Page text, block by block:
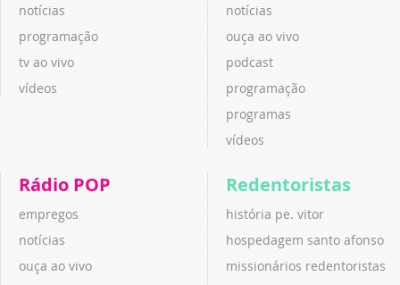
notícias
programação
tv ao vivo
vídeos
notícias
ouça ao vivo
podcast
programação
programas
vídeos
Rádio POP
empregos
notícias
ouça ao vivo
Redentoristas
história pe. vitor
hospedagem santo afonso
missionários redentoristas